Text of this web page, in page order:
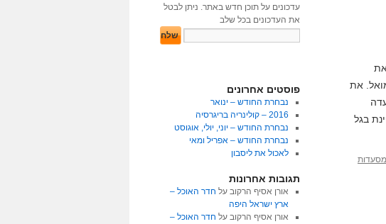
לקראת
את
בגל
מסעדות
עדכונים על תוכן חדש באתר. ניתן לבטל
את העדכונים בכל שלב
פוסטים אחרונים
נבחרת החודש – ינואר
2016 – קולינריה בריגרסיה
נבחרת החודש – יוני, יולי, אוגוסט
נבחרת החודש – אפריל ומאי
לאכול את ליסבון
תגובות אחרונות
אורן אסיף הרקובעל חדר האוכל –
ארץ ישראל היפה
אורן אסיף הרקובעל חדר האוכל –